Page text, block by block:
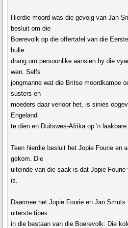
Hierdie moord was die gevolg van Jan
besluit om die
Boerevolk op die offertafel van die
hulle
drang om persoonlike aansien by die
wen. Selfs
jongmanne wat die Britse moordkampe
susters en
moeders daar verloor het, is sinies
Engeland
te dien en Duitswes-Afrika op 'n
Teen hierdie besluit het Jopie Fourie en
gekom. Die
uiteinde van die saak is dat Jopie Fourie
is.
Daarmee het Jopie Fourie en Jan
uiterste tipes
in die bestaan van die Boerevolk: Die